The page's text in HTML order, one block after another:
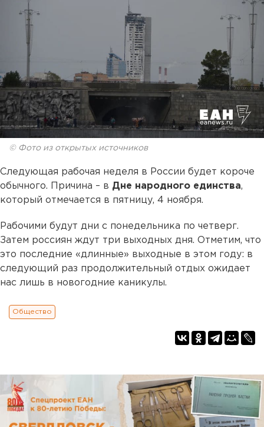
© Фото из открытых источников
Следующая рабочая неделя в России будет короче
обычного. Причина – в Дне народного единства,
который отмечается в пятницу, 4 ноября.
Рабочими будут дни с понедельника по четверг.
Затем россиян ждут три выходных дня. Отметим, что
это последние «длинные» выходные в этом году: в
следующий раз продолжительный отдых ожидает
нас лишь в новогодние каникулы.
Общество